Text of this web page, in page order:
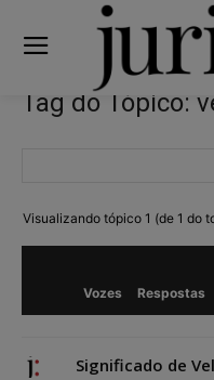
Tag do Tópico:
Visualizando tópico 1 (de 1 do
Vozes Respostas
Significado de